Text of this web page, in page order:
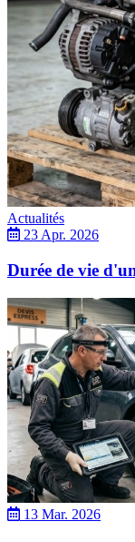
Actualités
23 Apr. 2026
Durée de vie
13 Mar. 2026